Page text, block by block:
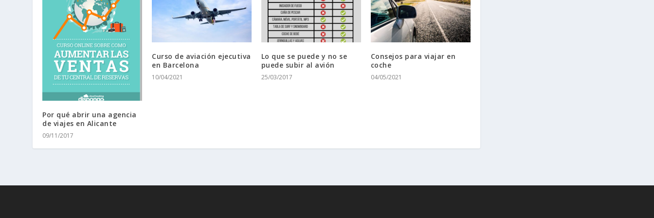
Por qué abrir una agencia
de viajes en Alicante
09/11/2017
Curso de aviación ejecutiva
en Barcelona
10/04/2021
Lo que se puede y no se
puede subir al avión
25/03/2017
Consejos para viajar en
coche
04/05/2021